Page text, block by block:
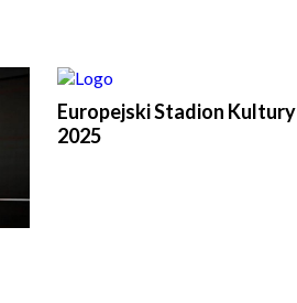
Europejski Stadion Kultury
2025